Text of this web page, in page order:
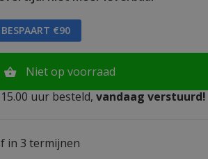
BESPAART €90
Niet op voorraad
uur besteld, vandaag verstuurd!
in 3 termijnen